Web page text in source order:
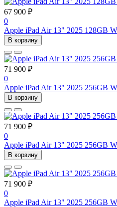
67 900 ₽
0
Apple iPad Air 13" 2025 128GB
В корзину
71 900 ₽
0
Apple iPad Air 13" 2025 256GB
В корзину
71 900 ₽
0
Apple iPad Air 13" 2025 256GB
В корзину
71 900 ₽
0
Apple iPad Air 13" 2025 256GB